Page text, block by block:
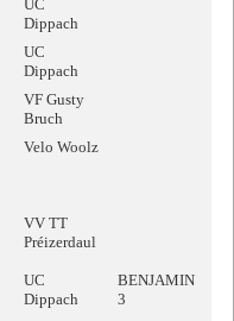
UC
Dippach
UC
Dippach
VF Gusty
Bruch
Velo Woolz
VV TT
Préizerdaul
UC
Dippach
BENJAMIN
3